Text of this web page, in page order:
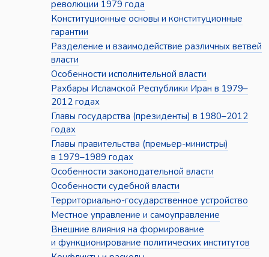
революции 1979 года
Конституционные основы и конституционные
гарантии
Разделение и взаимодействие различных ветвей
власти
Особенности исполнительной власти
Рахбары Исламской Республики Иран в 1979–
2012 годах
Главы государства (президенты) в 1980–2012
годах
Главы правительства (премьер-министры)
в 1979–1989 годах
Особенности законодательной власти
Особенности судебной власти
Территориально-государственное устройство
Местное управление и самоуправление
Внешние влияния на формирование
и функционирование политических институтов